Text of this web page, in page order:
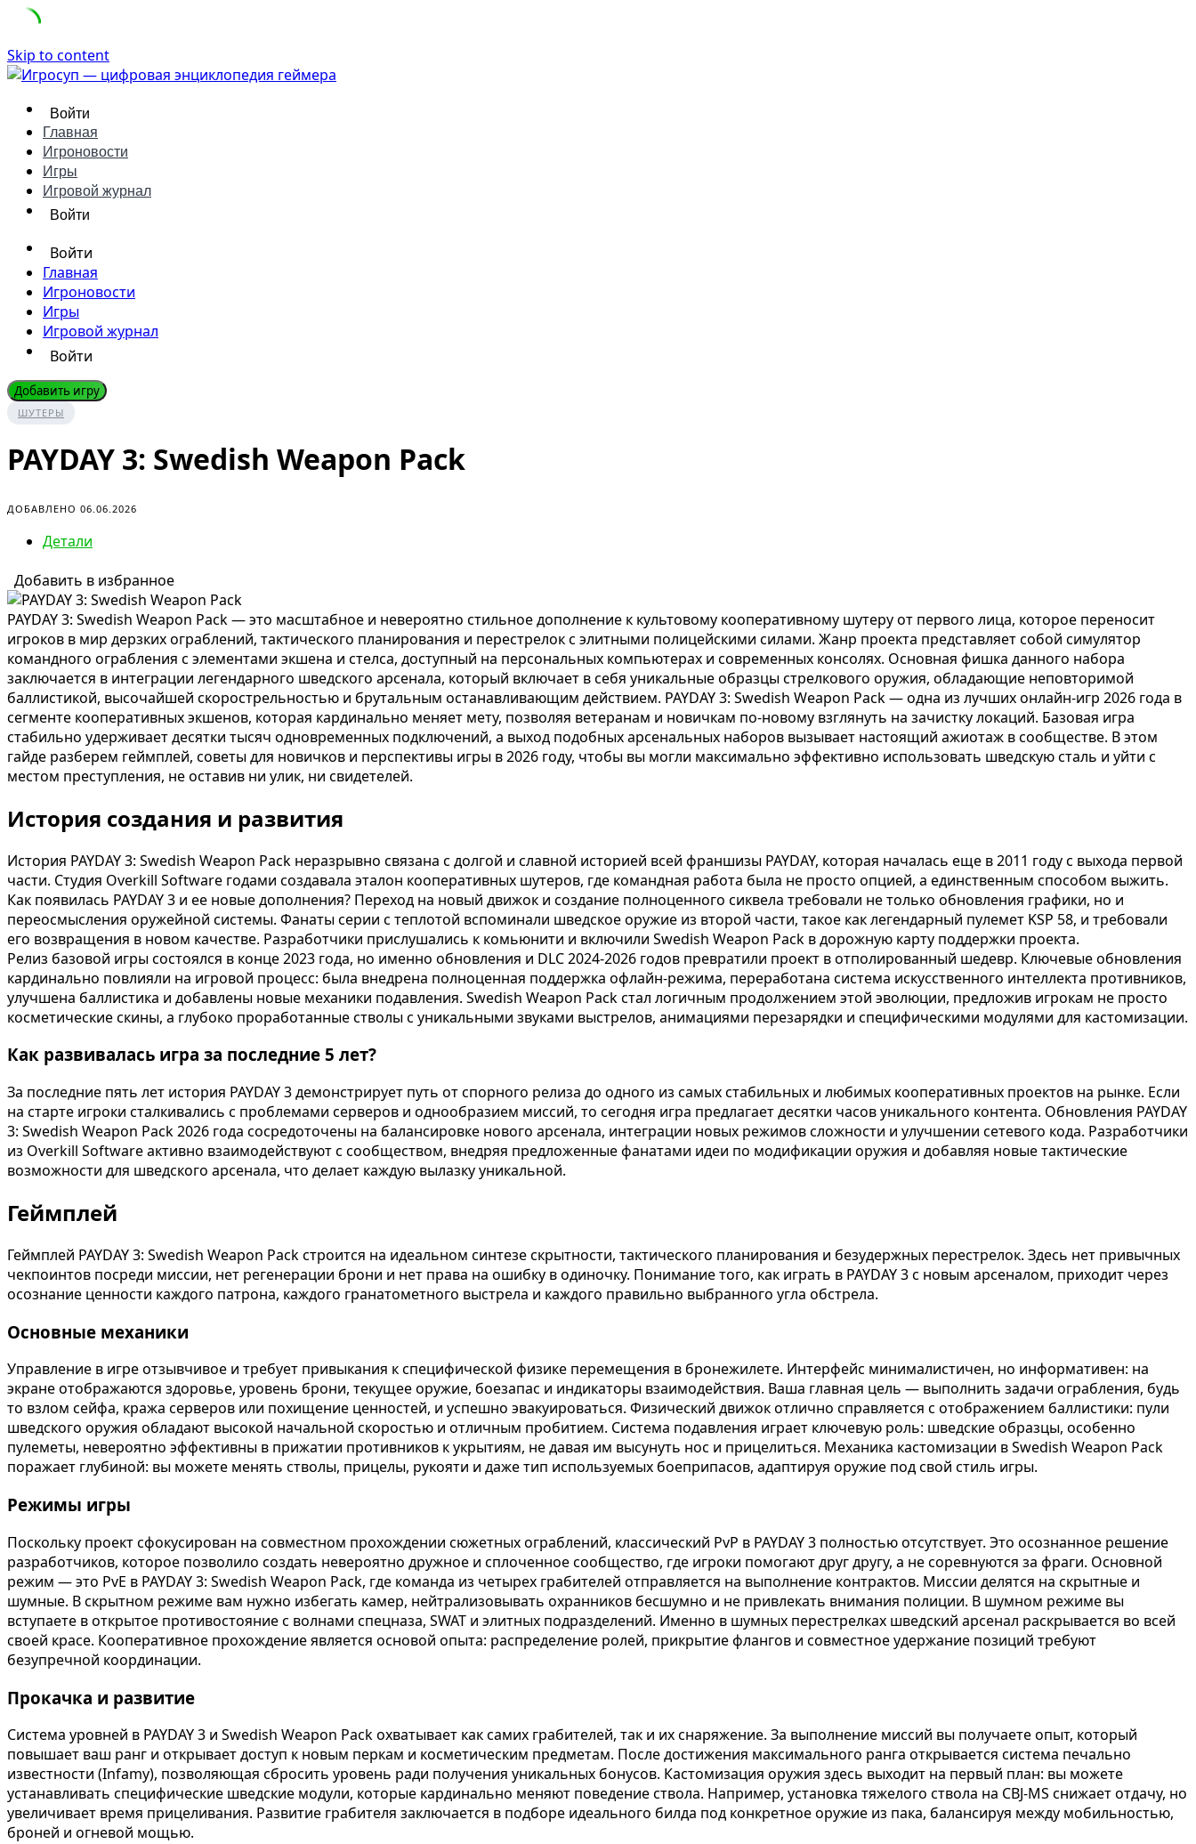
Skip to content
Войти
Главная
Игроновости
Игры
Игровой журнал
Войти
Войти
Главная
Игроновости
Игры
Игровой журнал
Войти
Добавить игру
ШУТЕРЫ
PAYDAY 3: Swedish Weapon Pack
ДОБАВЛЕНО 06.06.2026
Детали
Добавить в избранное
PAYDAY 3: Swedish Weapon Pack — это масштабное и невероятно стильное дополнение к культовому кооперативному шутеру от первого лица, которое переносит
игроков в мир дерзких ограблений, тактического планирования и перестрелок с элитными полицейскими силами. Жанр проекта представляет собой симулятор
командного ограбления с элементами экшена и стелса, доступный на персональных компьютерах и современных консолях. Основная фишка данного набора
заключается в интеграции легендарного шведского арсенала, который включает в себя уникальные образцы стрелкового оружия, обладающие неповторимой
баллистикой, высочайшей скорострельностью и брутальным останавливающим действием. PAYDAY 3: Swedish Weapon Pack — одна из лучших онлайн-игр 2026 года в
сегменте кооперативных экшенов, которая кардинально меняет мету, позволяя ветеранам и новичкам по-новому взглянуть на зачистку локаций. Базовая игра
стабильно удерживает десятки тысяч одновременных подключений, а выход подобных арсенальных наборов вызывает настоящий ажиотаж в сообществе. В этом
гайде разберем геймплей, советы для новичков и перспективы игры в 2026 году, чтобы вы могли максимально эффективно использовать шведскую сталь и уйти с
местом преступления, не оставив ни улик, ни свидетелей.
История создания и развития
История PAYDAY 3: Swedish Weapon Pack неразрывно связана с долгой и славной историей всей франшизы PAYDAY, которая началась еще в 2011 году с выхода первой
части. Студия Overkill Software годами создавала эталон кооперативных шутеров, где командная работа была не просто опцией, а единственным способом выжить.
Как появилась PAYDAY 3 и ее новые дополнения? Переход на новый движок и создание полноценного сиквела требовали не только обновления графики, но и
переосмысления оружейной системы. Фанаты серии с теплотой вспоминали шведское оружие из второй части, такое как легендарный пулемет KSP 58, и требовали
его возвращения в новом качестве. Разработчики прислушались к комьюнити и включили Swedish Weapon Pack в дорожную карту поддержки проекта.
Релиз базовой игры состоялся в конце 2023 года, но именно обновления и DLC 2024-2026 годов превратили проект в отполированный шедевр. Ключевые обновления
кардинально повлияли на игровой процесс: была внедрена полноценная поддержка офлайн-режима, переработана система искусственного интеллекта противников,
улучшена баллистика и добавлены новые механики подавления. Swedish Weapon Pack стал логичным продолжением этой эволюции, предложив игрокам не просто
косметические скины, а глубоко проработанные стволы с уникальными звуками выстрелов, анимациями перезарядки и специфическими модулями для кастомизации.
Как развивалась игра за последние 5 лет?
За последние пять лет история PAYDAY 3 демонстрирует путь от спорного релиза до одного из самых стабильных и любимых кооперативных проектов на рынке. Если
на старте игроки сталкивались с проблемами серверов и однообразием миссий, то сегодня игра предлагает десятки часов уникального контента. Обновления PAYDAY
3: Swedish Weapon Pack 2026 года сосредоточены на балансировке нового арсенала, интеграции новых режимов сложности и улучшении сетевого кода. Разработчики
из Overkill Software активно взаимодействуют с сообществом, внедряя предложенные фанатами идеи по модификации оружия и добавляя новые тактические
возможности для шведского арсенала, что делает каждую вылазку уникальной.
Геймплей
Геймплей PAYDAY 3: Swedish Weapon Pack строится на идеальном синтезе скрытности, тактического планирования и безудержных перестрелок. Здесь нет привычных
чекпоинтов посреди миссии, нет регенерации брони и нет права на ошибку в одиночку. Понимание того, как играть в PAYDAY 3 с новым арсеналом, приходит через
осознание ценности каждого патрона, каждого гранатометного выстрела и каждого правильно выбранного угла обстрела.
Основные механики
Управление в игре отзывчивое и требует привыкания к специфической физике перемещения в бронежилете. Интерфейс минималистичен, но информативен: на
экране отображаются здоровье, уровень брони, текущее оружие, боезапас и индикаторы взаимодействия. Ваша главная цель — выполнить задачи ограбления, будь
то взлом сейфа, кража серверов или похищение ценностей, и успешно эвакуироваться. Физический движок отлично справляется с отображением баллистики: пули
шведского оружия обладают высокой начальной скоростью и отличным пробитием. Система подавления играет ключевую роль: шведские образцы, особенно
пулеметы, невероятно эффективны в прижатии противников к укрытиям, не давая им высунуть нос и прицелиться. Механика кастомизации в Swedish Weapon Pack
поражает глубиной: вы можете менять стволы, прицелы, рукояти и даже тип используемых боеприпасов, адаптируя оружие под свой стиль игры.
Режимы игры
Поскольку проект сфокусирован на совместном прохождении сюжетных ограблений, классический PvP в PAYDAY 3 полностью отсутствует. Это осознанное решение
разработчиков, которое позволило создать невероятно дружное и сплоченное сообщество, где игроки помогают друг другу, а не соревнуются за фраги. Основной
режим — это PvE в PAYDAY 3: Swedish Weapon Pack, где команда из четырех грабителей отправляется на выполнение контрактов. Миссии делятся на скрытные и
шумные. В скрытном режиме вам нужно избегать камер, нейтрализовывать охранников бесшумно и не привлекать внимания полиции. В шумном режиме вы
вступаете в открытое противостояние с волнами спецназа, SWAT и элитных подразделений. Именно в шумных перестрелках шведский арсенал раскрывается во всей
своей красе. Кооперативное прохождение является основой опыта: распределение ролей, прикрытие флангов и совместное удержание позиций требуют
безупречной координации.
Прокачка и развитие
Система уровней в PAYDAY 3 и Swedish Weapon Pack охватывает как самих грабителей, так и их снаряжение. За выполнение миссий вы получаете опыт, который
повышает ваш ранг и открывает доступ к новым перкам и косметическим предметам. После достижения максимального ранга открывается система печально
известности (Infamy), позволяющая сбросить уровень ради получения уникальных бонусов. Кастомизация оружия здесь выходит на первый план: вы можете
устанавливать специфические шведские модули, которые кардинально меняют поведение ствола. Например, установка тяжелого ствола на CBJ-MS снижает отдачу, но
увеличивает время прицеливания. Развитие грабителя заключается в подборе идеального билда под конкретное оружие из пака, балансируя между мобильностью,
броней и огневой мощью.